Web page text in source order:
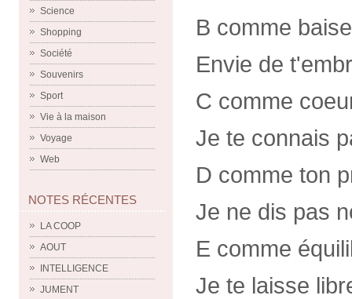
Science
Shopping
Société
Souvenirs
Sport
Vie à la maison
Voyage
Web
NOTES RÉCENTES
LA COOP
AOUT
INTELLIGENCE
JUMENT
B comme
Envie de
C comme
Je te connais
D comme ton
Je ne dis pas
E comme
Je te laisse